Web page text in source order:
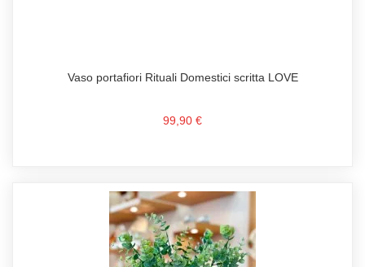
Vaso portafiori Rituali Domestici scritta LOVE
99,90 €